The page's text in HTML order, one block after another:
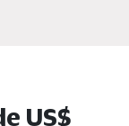
US$